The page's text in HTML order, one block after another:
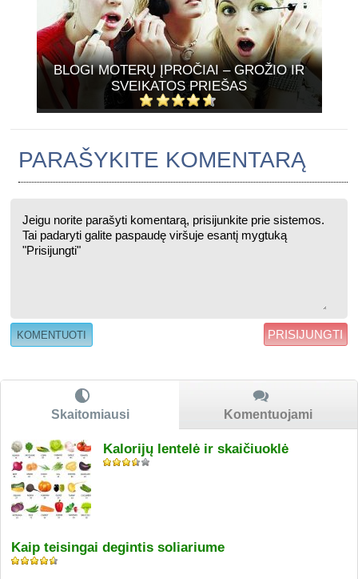
BLOGI MOTERŲ ĮPROČIAI – GROŽIO IR
SVEIKATOS PRIEŠAS
PARAŠYKITE KOMENTARĄ
PRISIJUNGTI
Skaitomiausi Komentuojami
Kalorijų lentelė ir skaičiuoklė
Kaip teisingai degintis soliariume